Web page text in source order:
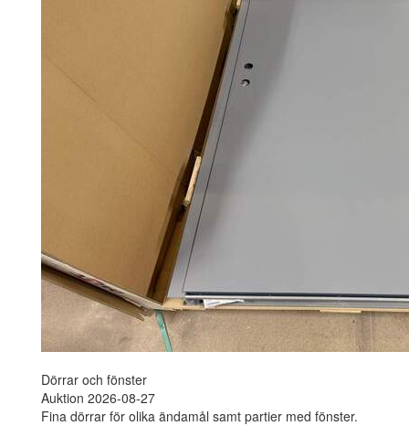
Dörrar och fönster
Auktion 2026-08-27
Fina dörrar för olika ändamål samt partier med fönster.